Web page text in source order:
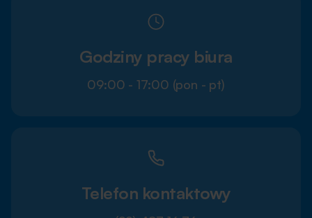
Godziny pracy biura
09:00 - 17:00 (pon - pt)
Telefon kontaktowy